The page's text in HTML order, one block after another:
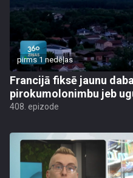
pirms 1 nedēļas
Francijā fiksē jaunu
pirokumolonimbu jeb
408. epizode